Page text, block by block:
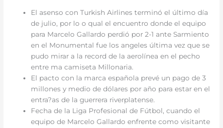
El asenso con Turkish Airlines terminó el último día
de julio, por lo o qual el encuentro donde el equipo
para Marcelo Gallardo perdió por 2-1 ante Sarmiento
en el Monumental fue los angeles última vez que se
pudo mirar a la record de la aerolínea en el pecho
entre ma camiseta Millonaria.
El pacto con la marca española prevé un pago de 3
millones y medio de dólares por año para estar en el
entra?as de la guerrera riverplatense.
Fecha de la Liga Profesional de Fútbol, cuando el
equipo de Marcelo Gallardo enfrente como visitante